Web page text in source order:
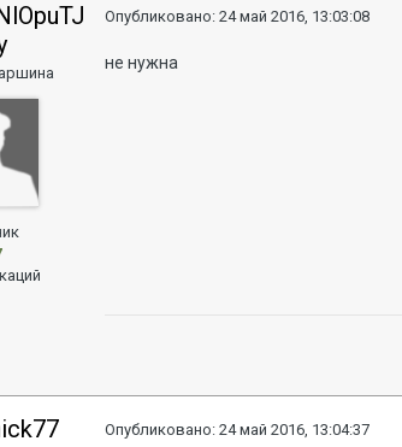
Опубликовано:24 май 2016, 13:03:08
не нужна
Опубликовано:24 май 2016, 13:04:37